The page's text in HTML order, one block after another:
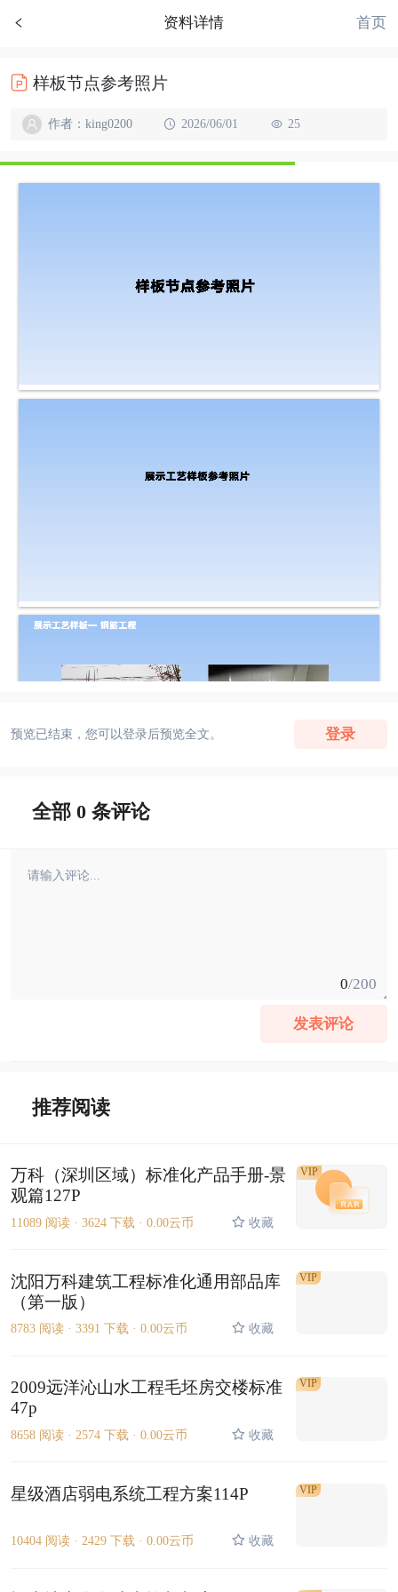
资料详情 首页
样板节点参考照片
作者：king0200 2026/06/01 25
预览已结束，您可以登录后预览全文。 登录
全部 0 条评论
0/200
发表评论
推荐阅读
万科（深圳区域）标准化产品手册-景
观篇127P
11089 阅读 · 3624 下载 · 0.00云币 收藏
VIP
沈阳万科建筑工程标准化通用部品库
（第一版）
8783 阅读 · 3391 下载 · 0.00云币 收藏
VIP
2009远洋沁山水工程毛坯房交楼标准
47p
8658 阅读 · 2574 下载 · 0.00云币 收藏
VIP
星级酒店弱电系统工程方案114P
10404 阅读 · 2429 下载 · 0.00云币 收藏
VIP